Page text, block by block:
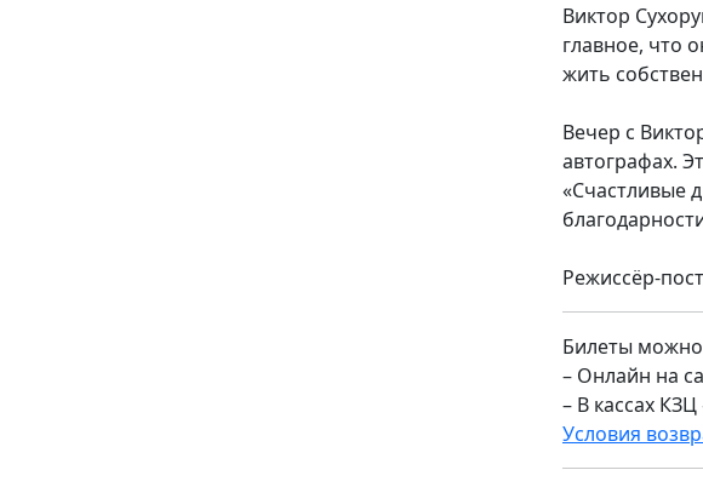
Виктор
главное, что
жить
Вечер с
автографах.
«Счастливые
Режиссёр-
Билеты
– Онлайн на
– В кассах
Условия